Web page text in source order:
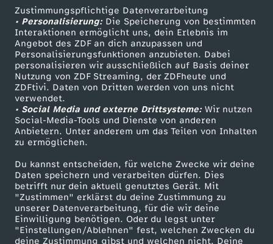
Zustimmungspflichtige Datenverarbeitung
• Personalisierung:Die Speicherung von bestimmten
Interaktionen ermöglicht uns, dein Erlebnis im
Angebot des ZDF an dich anzupassen und
Personalisierungsfunktionen anzubieten. Dabei
personalisieren wir ausschließlich auf Basis deiner
Nutzung von ZDF Streaming, der ZDFheute und
ZDFtivi. Daten von Dritten werden von uns nicht
verwendet.
• Social Media und externe Drittsysteme:Wir nutzen
Social-Media-Tools und Dienste von anderen
Anbietern. Unter anderem um das Teilen von Inhalten
zu ermöglichen.
Du kannst entscheiden, für welche Zwecke wir deine
Daten speichern und verarbeiten dürfen. Dies
betrifft nur dein aktuell genutztes Gerät. Mit
"Zustimmen" erklärst du deine Zustimmung zu
unserer Datenverarbeitung, für die wir deine
Einwilligung benötigen. Oder du legst unter
"Einstellungen/Ablehnen" fest, welchen Zwecken du
deine Zustimmung gibst und welchen nicht. Deine
v
o
m
9
.
D
e
z
Livestreams
Sendungen A-Z
TV-Programm
Zuschauerservice
Hilfe
ZDF Unternehmen
Karriere
ZDF goes Schule
Werbefernsehen
Mainzelmännchen